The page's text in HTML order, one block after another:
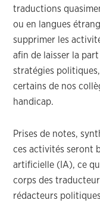
traductions
ou en langues
supprimer les
afin de laisser la
stratégies
certains de nos
handicap.
Prises de notes,
ces activités seront
artificielle (IA), ce
corps des
rédacteurs